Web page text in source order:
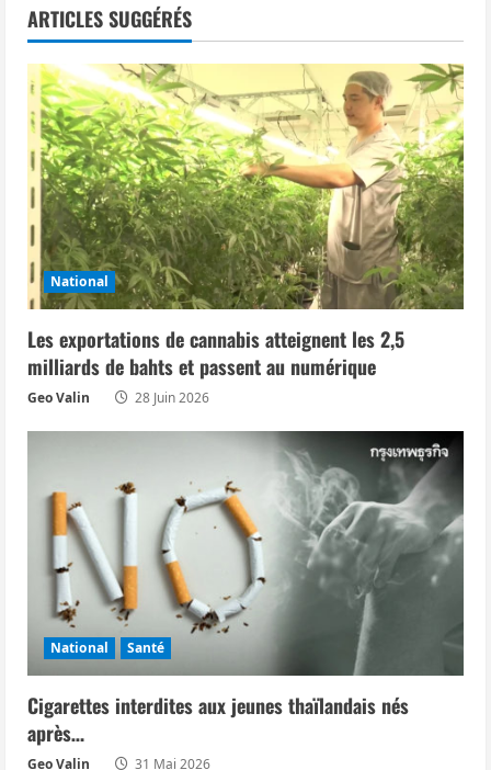
a
t
i
o
n
d
’
a
r
t
ARTICLES SUGGÉRÉS
National
Les exportations de cannabis atteignent les 2,5
milliards de bahts et passent au numérique
Geo Valin 28 Juin 2026
National Santé
Cigarettes interdites aux jeunes thaïlandais nés
après…
Geo Valin 31 Mai 2026